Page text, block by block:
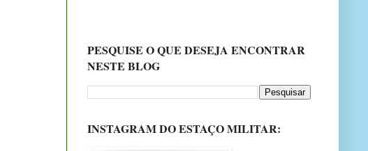
PESQUISE O QUE DESEJA ENCONTRAR
NESTE BLOG
INSTAGRAM DO ESTAÇO MILITAR: